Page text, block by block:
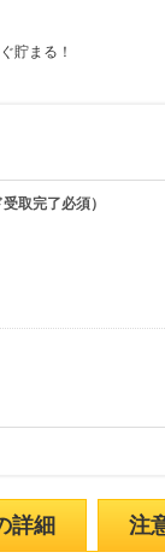
貯まる！
取完了必須）
詳細 注